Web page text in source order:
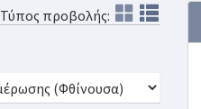
Τύπος προβολής: